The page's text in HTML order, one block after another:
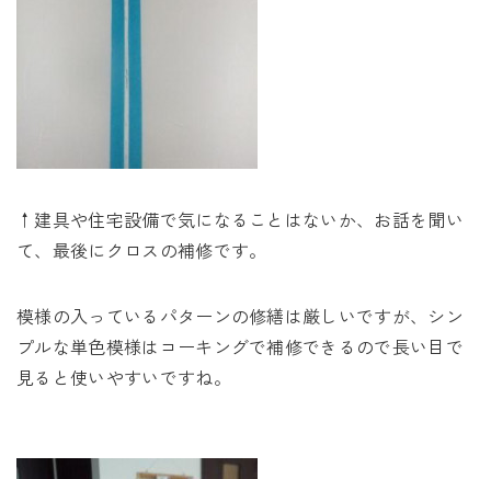
↑建具や住宅設備で気になることはないか、お話を聞い
て、最後にクロスの補修です。
模様の入っているパターンの修繕は厳しいですが、シン
プルな単色模様はコーキングで補修できるので長い目で
見ると使いやすいですね。